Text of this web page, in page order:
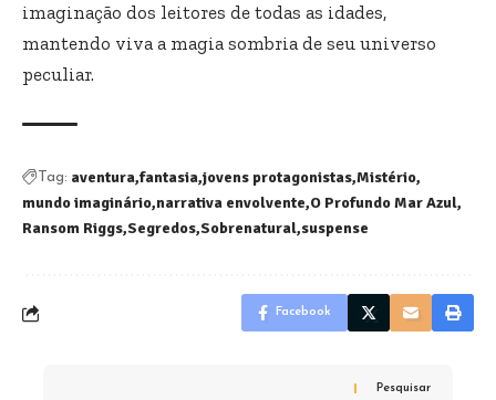
imaginação dos leitores de todas as idades,
mantendo viva a magia sombria de seu universo
peculiar.
Tag: aventura fantasia jovens protagonistas Mistério
mundo imaginário narrativa envolvente O Profundo Mar Azul
Ransom Riggs Segredos Sobrenatural suspense
Facebook
Pesquisar